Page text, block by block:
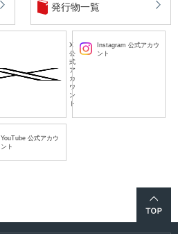
発行物一覧
X
公
式
ア
カ
ウ
ン
ト
Instagram 公式アカウ
ント
YouTube 公式アカウ
ント